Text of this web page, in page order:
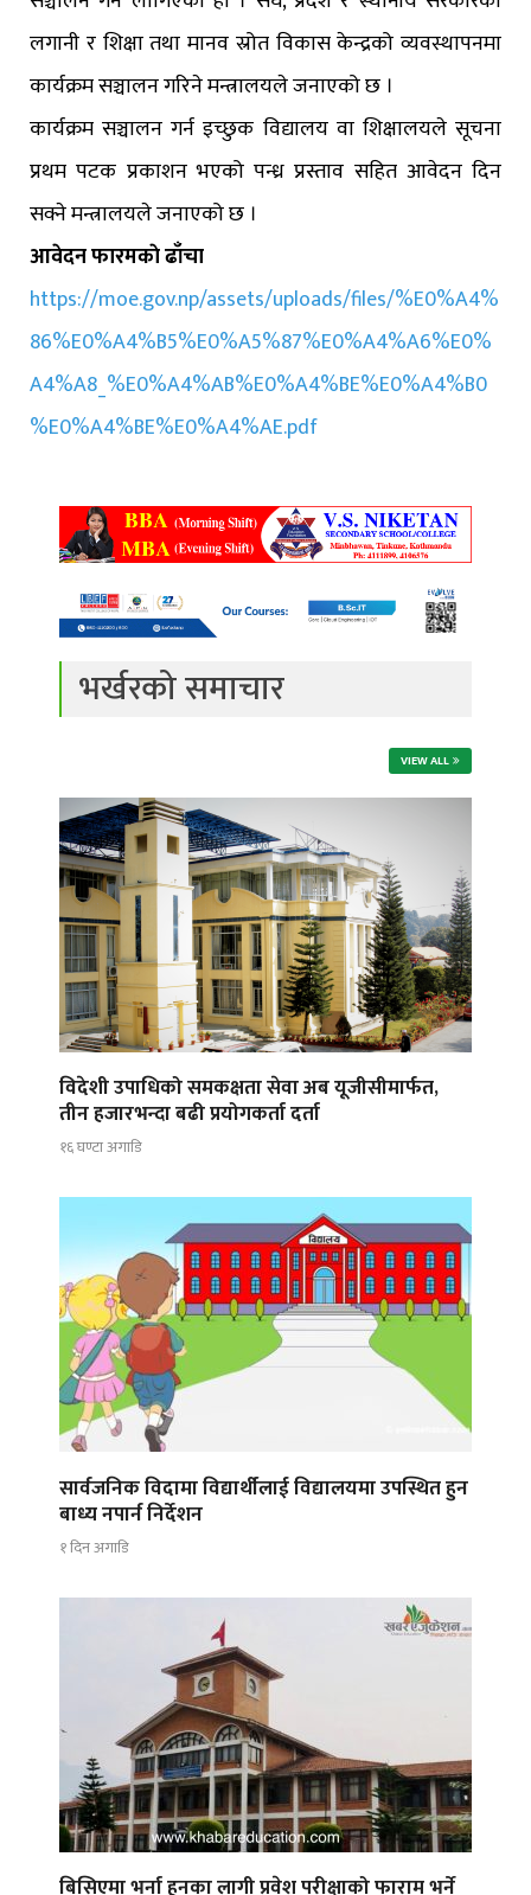
लगानी र शिक्षा तथा मानव स्रोत विकास केन्द्रको व्यवस्थापनमा
कार्यक्रम सञ्चालन गरिने मन्त्रालयले जनाएको छ ।
कार्यक्रम सञ्चालन गर्न इच्छुक विद्यालय वा शिक्षालयले सूचना
प्रथम पटक प्रकाशन भएको पन्ध्र प्रस्ताव सहित आवेदन दिन
सक्ने मन्त्रालयले जनाएको छ ।
आवेदन फारमकाे ढाँचा
https://moe.gov.np/assets/uploads/files/%E0%A4%
86%E0%A4%B5%E0%A5%87%E0%A4%A6%E0%
A4%A8_%E0%A4%AB%E0%A4%BE%E0%A4%B0
%E0%A4%BE%E0%A4%AE.pdf
भर्खरको समाचार
VIEW ALL
विदेशी उपाधिको समकक्षता सेवा अब यूजीसीमार्फत,
तीन हजारभन्दा बढी प्रयोगकर्ता दर्ता
१६ घण्टा अगाडि
सार्वजनिक विदामा विद्यार्थीलाई विद्यालयमा उपस्थित हुन
बाध्य नपार्न निर्देशन
१ दिन अगाडि
बिसिएमा भर्ना हुनका लागी प्रवेश परीक्षाको फाराम भर्ने